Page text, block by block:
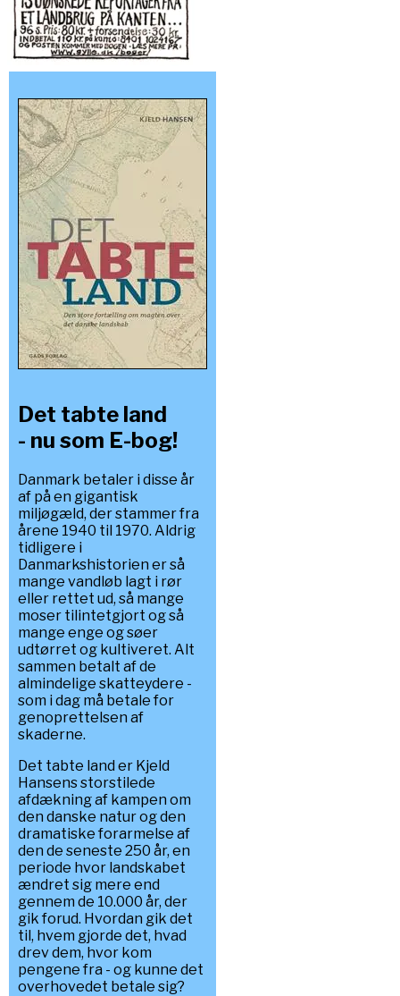
Det tabte land
- nu som E-bog!
Danmark betaler i disse år
af på en gigantisk
miljøgæld, der stammer fra
årene 1940 til 1970. Aldrig
tidligere i
Danmarkshistorien er så
mange vandløb lagt i rør
eller rettet ud, så mange
moser tilintetgjort og så
mange enge og søer
udtørret og kultiveret. Alt
sammen betalt af de
almindelige skatteydere -
som i dag må betale for
genoprettelsen af
skaderne.
Det tabte land er Kjeld
Hansens storstilede
afdækning af kampen om
den danske natur og den
dramatiske forarmelse af
den de seneste 250 år, en
periode hvor landskabet
ændret sig mere end
gennem de 10.000 år, der
gik forud. Hvordan gik det
til, hvem gjorde det, hvad
drev dem, hvor kom
pengene fra - og kunne det
overhovedet betale sig?